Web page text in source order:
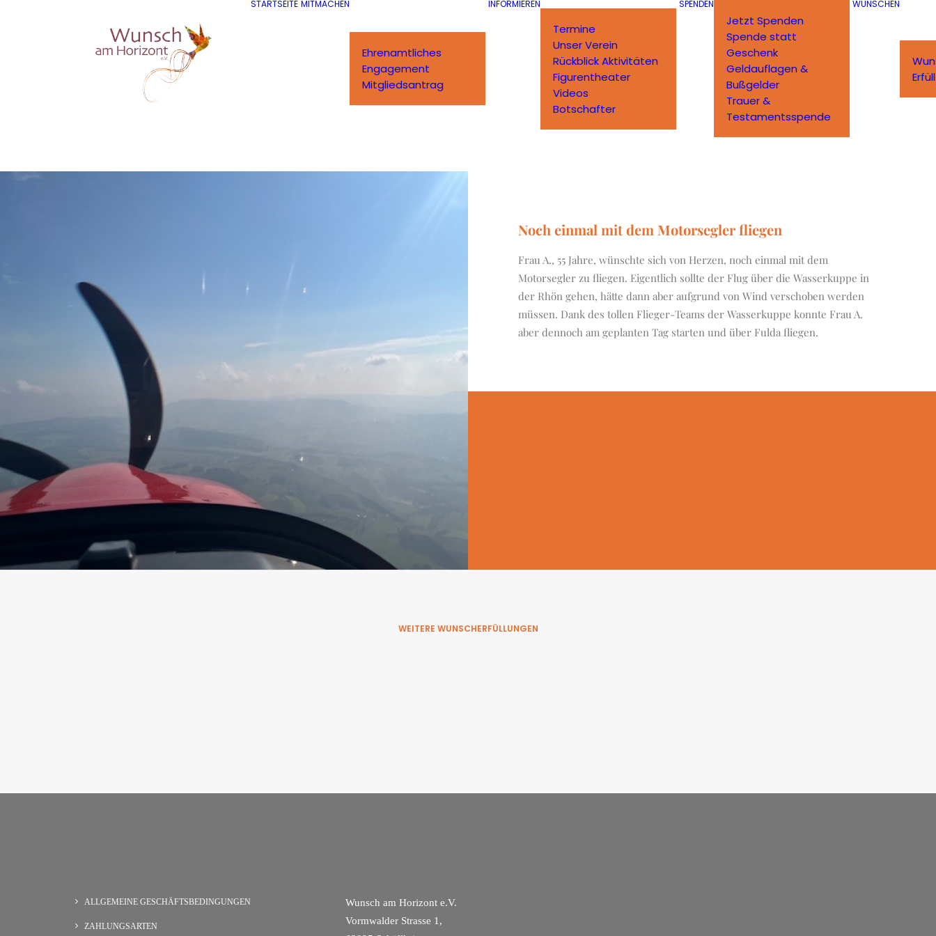
STARTSEITE MITMACHEN
Ehrenamtliches
Engagement
Mitgliedsantrag
INFORMIEREN
Termine
Unser Verein
Rückblick Aktivitäten
Figurentheater
Videos
Botschafter
SPENDEN
Jetzt Spenden
Spende statt
Geschenk
Geldauflagen &
Bußgelder
Trauer &
Testamentsspende
WÜNSCHEN
Noch einmal mit dem Motorsegler fliegen
Frau A., 55 Jahre, wünschte sich von Herzen, noch einmal mit dem
Motorsegler zu fliegen. Eigentlich sollte der Flug über die Wasserkuppe in
der Rhön gehen, hätte dann aber aufgrund von Wind verschoben werden
müssen. Dank des tollen Flieger-Teams der Wasserkuppe konnte Frau A.
aber dennoch am geplanten Tag starten und über Fulda fliegen.
WEITERE WUNSCHERFÜLLUNGEN
ALLGEMEINE GESCHÄFTSBEDINGUNGEN
ZAHLUNGSARTEN
Wunsch am Horizont e.V.
Vormwalder Strasse 1,